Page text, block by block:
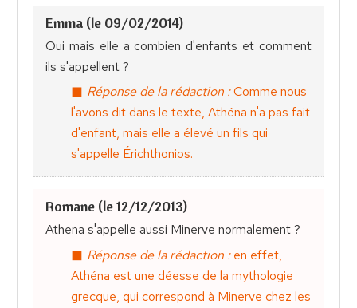
Emma (le 09/02/2014)
Oui mais elle a combien d'enfants et comment
ils s'appellent ?
Réponse de la rédaction :Comme nous
l'avons dit dans le texte, Athéna n'a pas fait
d'enfant, mais elle a élevé un fils qui
s'appelle Érichthonios.
Romane (le 12/12/2013)
Athena s'appelle aussi Minerve normalement ?
Réponse de la rédaction :en effet,
Athéna est une déesse de la mythologie
grecque, qui correspond à Minerve chez les